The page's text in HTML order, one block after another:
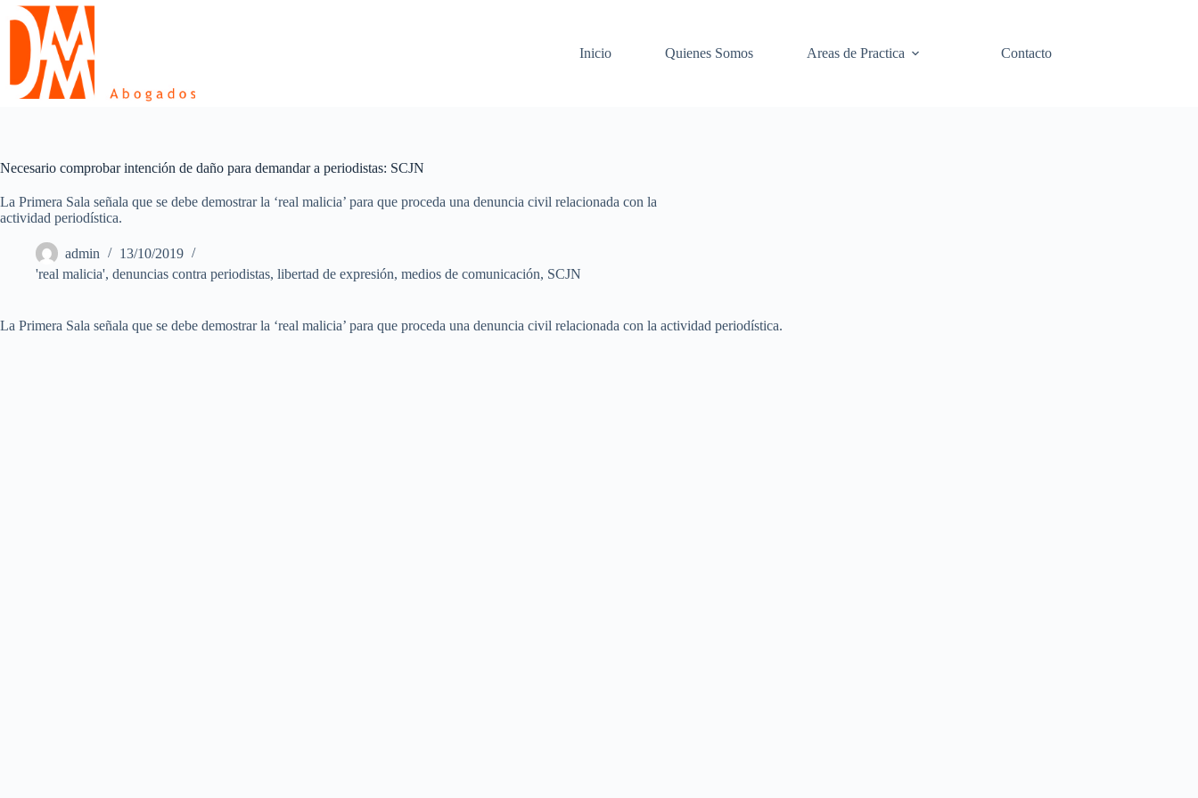
Skip
content
Inicio
Quienes Somos Areas de Practica Contacto
Necesario comprobar intención de daño para demandar a periodistas: SCJN
La Primera Sala señala que se debe demostrar la ‘real malicia’ para que proceda una denuncia civil relacionada con la
actividad periodística.
admin
13/10/2019
'real malicia', denuncias contra periodistas, libertad de expresión, medios de comunicación, SCJN
La Primera Sala señala que se debe demostrar la ‘real malicia’ para que proceda una denuncia civil relacionada con la actividad periodística.